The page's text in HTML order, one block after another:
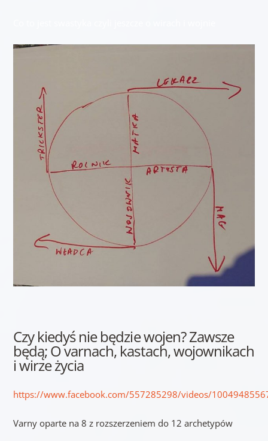
Czy kiedyś nie będzie wojen? Zawsze
będą; O varnach, kastach, wojownikach
i wirze życia
https://www.facebook.com/557285298/videos/
Varny oparte na 8 z rozszerzeniem do 12 archetypów